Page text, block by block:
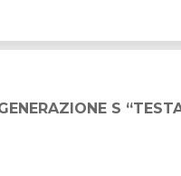
S